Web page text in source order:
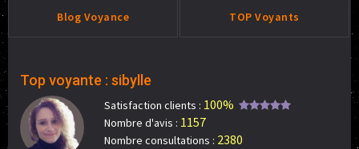
Blog Voyance TOP Voyants
Top voyante : sibylle
Satisfaction clients : 100%
Nombre d'avis : 1157
Nombre consultations : 2380